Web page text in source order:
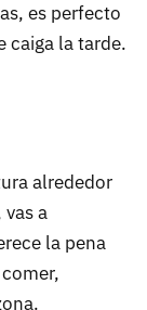
es perfecto
caiga la tarde.
alrededor
vas a
la pena